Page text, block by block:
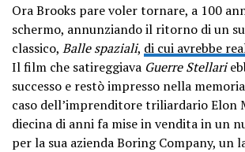
Ora Brooks pare voler tornare, a 100
schermo, annunziando il ritorno di un
classico, Balle spaziali, di cui avrebbe
Il film che satireggiava Guerre Stellari
successo e restò impresso nella
caso dell’imprenditore triliardario Elon
diecina di anni fa mise in vendita in un
per la sua azienda Boring Company, un